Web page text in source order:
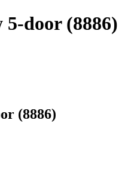
door (8886)
(8886)